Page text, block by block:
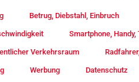
Betrug, Diebstahl, Einbruch
Smartphone,
Verkehrsraum
Werbung Datenschutz